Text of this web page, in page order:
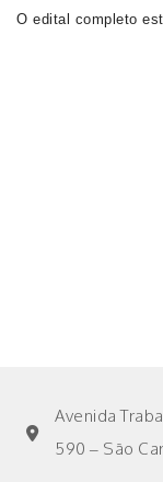
O edital completo
Avenida
590 – São